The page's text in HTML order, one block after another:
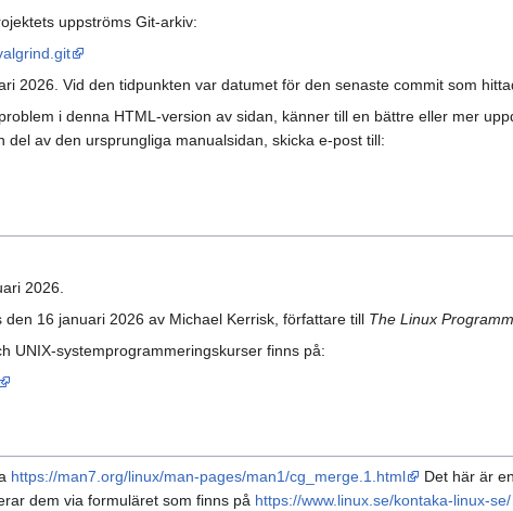
uppströms Git-arkiv:
2026. Vid den tidpunkten var datumet för den senaste commit som
i denna HTML-version av sidan, känner till en bättre eller mer
del av den ursprungliga manualsidan, skicka e-post till:
2026.
16 januari 2026 av Michael Kerrisk, författare till The Linux
UNIX-systemprogrammeringskurser finns på:
https://man7.org/linux/man-pages/man1/cg_merge.1.html
Det här är
dem via formuläret som finns på https://www.linux.se/kontaka-linux-se/